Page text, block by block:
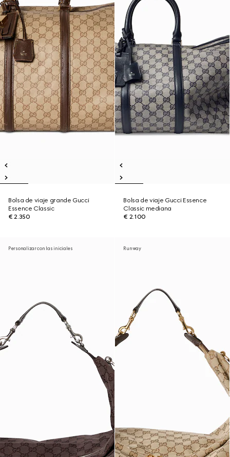
Bolsa de viaje grande Gucci
Essence Classic
€ 2.350
Bolsa de viaje Gucci Essence
Classic mediana
€ 2.100
Personalizar con las iniciales Runway